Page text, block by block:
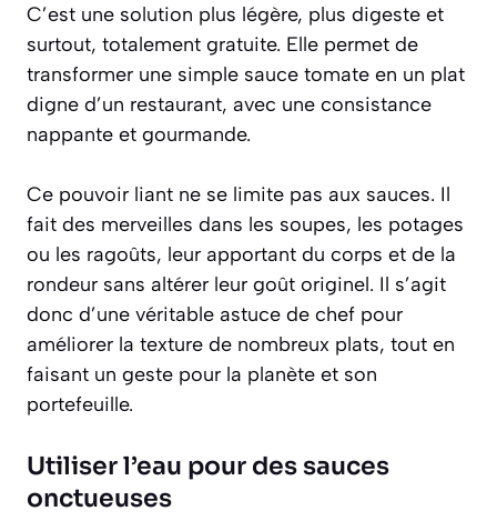
C’est une solution plus légère, plus digeste et
surtout, totalement gratuite. Elle permet de
transformer une simple sauce tomate en un plat
digne d’un restaurant, avec une consistance
nappante et gourmande.
Ce pouvoir liant ne se limite pas aux sauces. Il
fait des merveilles dans les soupes, les potages
ou les ragoûts, leur apportant du corps et de la
rondeur sans altérer leur goût originel. Il s’agit
donc d’une véritable astuce de chef pour
améliorer la texture de nombreux plats, tout en
faisant un geste pour la planète et son
portefeuille.
Utiliser l’eau pour des sauces
onctueuses